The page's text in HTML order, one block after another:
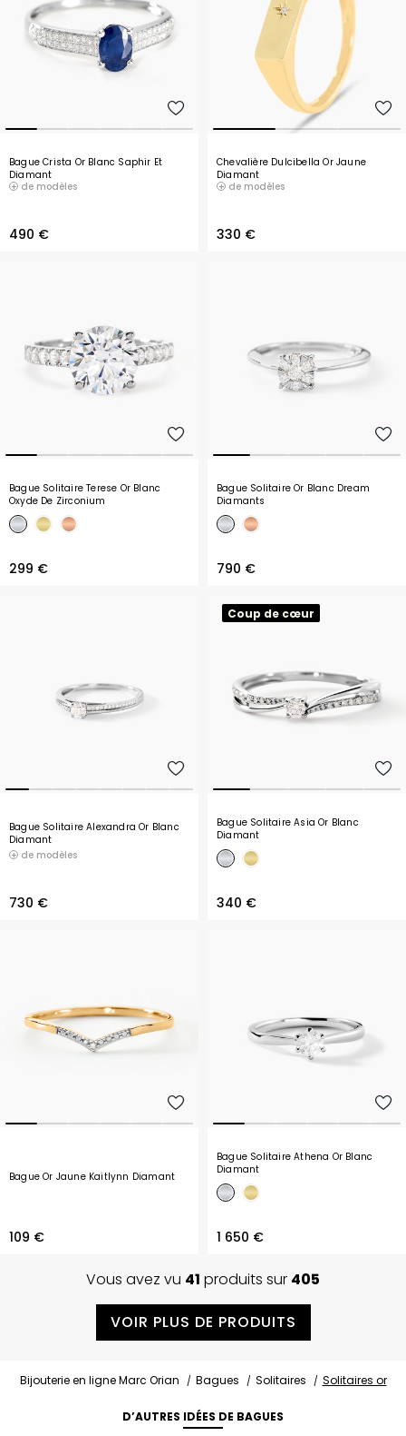
Bague Crista Or Blanc Saphir Et
Diamant
de modèles
490 €
Chevalière Dulcibella Or Jaune
Diamant
de modèles
330 €
Bague Solitaire Terese Or Blanc
Oxyde De Zirconium
299 €
Bague Solitaire Or Blanc Dream
Diamants
790 €
Bague Solitaire Alexandra Or Blanc
Diamant
de modèles
730 €
Coup de cœur
Bague Solitaire Asia Or Blanc
Diamant
340 €
Bague Or Jaune Kaitlynn Diamant
109 €
Bague Solitaire Athena Or Blanc
Diamant
1 650 €
Vous avez vu 41 produits sur 405
VOIR PLUS DE PRODUITS
Bijouterie en ligne Marc Orian Bagues Solitaires Solitaires or
D’AUTRES IDÉES DE BAGUES